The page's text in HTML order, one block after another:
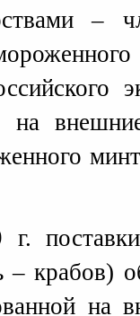
–
на
– крабов)
на